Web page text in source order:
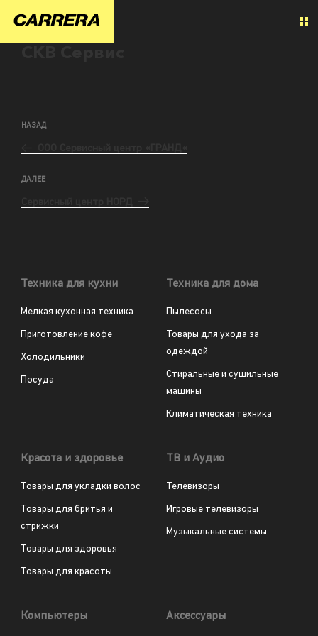
НАЗАД
ДАЛЕЕ
Техника для кухни
Мелкая кухонная техника
Приготовление кофе
Холодильники
Посуда
Техника для дома
Пылесосы
Товары для ухода за
одеждой
Стиральные и сушильные
машины
Климатическая техника
Красота и здоровье
Товары для укладки волос
Товары для бритья и
стрижки
Товары для здоровья
Товары для красоты
ТВ и Аудио
Телевизоры
Игровые телевизоры
Музыкальные системы
Компьютеры Аксессуары